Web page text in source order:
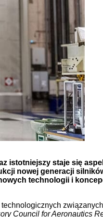
istotniejszy staje się
nowej generacji
technologii i
związanych
Council for Aeronautics